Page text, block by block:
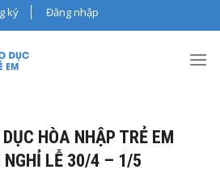
ký Đăng nhập
HÒA NHẬP TRẺ EM
NGHỈ LỄ 30/4 – 1/5